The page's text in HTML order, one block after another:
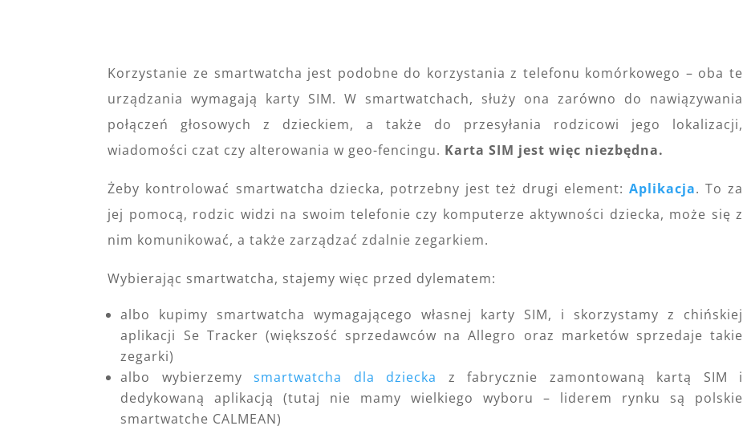
Korzystanie ze smartwatcha jest podobne do korzystania z telefonu komórkowego – oba te
urządzania wymagają karty SIM. W smartwatchach, służy ona zarówno do nawiązywania
połączeń głosowych z dzieckiem, a także do przesyłania rodzicowi jego lokalizacji,
wiadomości czat czy alterowania w geo-fencingu. Karta SIM jest więc niezbędna.
Żeby kontrolować smartwatcha dziecka, potrzebny jest też drugi element: Aplikacja. To za
jej pomocą, rodzic widzi na swoim telefonie czy komputerze aktywności dziecka, może się z
nim komunikować, a także zarządzać zdalnie zegarkiem.
Wybierając smartwatcha, stajemy więc przed dylematem:
albo kupimy smartwatcha wymagającego własnej karty SIM, i skorzystamy z chińskiej
aplikacji Se Tracker (większość sprzedawców na Allegro oraz marketów sprzedaje takie
zegarki)
albo wybierzemysmartwatcha dla dziecka
z fabrycznie zamontowaną kartą SIM i
dedykowaną aplikacją (tutaj nie mamy wielkiego wyboru – liderem rynku są polskie
smartwatche CALMEAN)